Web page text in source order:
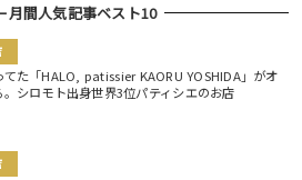
月間人気記事ベスト10
てた「HALO, patissier KAORU YOSHIDA」がオ
。シロモト出身世界3位パティシエのお店